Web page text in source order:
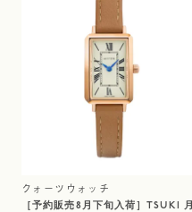
クォーツウォッチ
［予約販売8月下旬入荷］TSUKI 月